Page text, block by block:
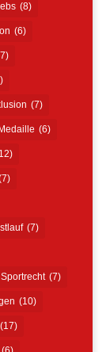
(8)
(6)
(7)
Medaille (6)
(7)
Sportrecht (7)
(10)
(17)